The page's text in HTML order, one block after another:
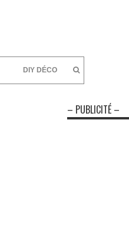
DIY DÉCO
– PUBLICITÉ –